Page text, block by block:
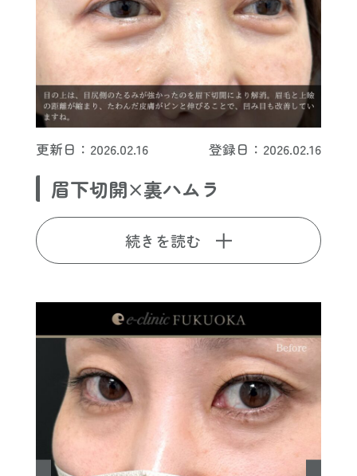
更新日：2026.02.16 登録日：2026.02.16
眉下切開×裏ハムラ
続きを読む